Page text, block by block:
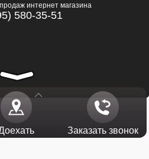
интернет магазина
580-35-51
Заказать звонок